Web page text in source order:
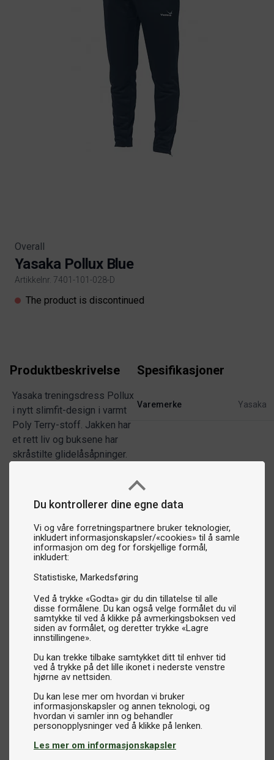
Du kontrollerer dine egne data
Vi og våre forretningspartnere bruker teknologier,
inkludert informasjonskapsler/«cookies» til å samle
informasjon om deg for forskjellige formål,
inkludert:
Statistiske Markedsføring
Ved å trykke «Godta» gir du din tillatelse til alle
disse formålene. Du kan også velge formålet du vil
samtykke til ved å klikke på avmerkingsboksen ved
siden av formålet, og deretter trykke «Lagre
innstillingene».
Du kan trekke tilbake samtykket ditt til enhver tid
ved å trykke på det lille ikonet i nederste venstre
hjørne av nettsiden.
Du kan lese mer om hvordan vi bruker
informasjonskapsler og annen teknologi, og
hvordan vi samler inn og behandler
Les mer om informasjonskapsler
Overall
Yasaka Pollux Blue
Artikkelnr. 7401-101-028-D
Product information
The product is discontinued
Produktbeskrivelse
Yasaka treningsdress Pollux
i nytt slimfit-design i varmt
Poly Terry-stoff. Jakken har
et rett liv og buksene har
skråstilte glidelåsåpninger.
Spesifikasjoner
Varemerke Yasaka